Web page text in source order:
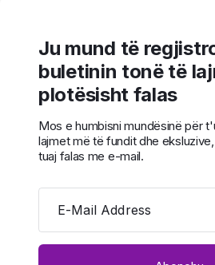
Ju mund të
buletinin tonë të
plotësisht falas
Mos e humbisni mundësinë për
lajmet më të fundit dhe
tuaj falas me e-mail.
E-Mail Address